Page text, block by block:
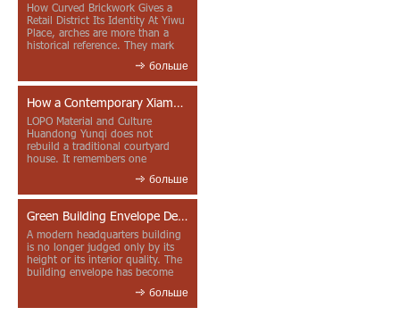
How Curved Brickwork Gives a
Retail District Its Identity At Yiwu
Place, arches are more than a
historical reference. They mark
больше
How a Contemporary Xiamen Project Reframes Minnan Red Brick
LOPO Material and Culture
Huandong Yunqi does not
rebuild a traditional courtyard
house. It remembers one
больше
Green Building Envelope Design: Clay Sunscreen Fins for Modern Headquarters Architecture
A modern headquarters building
is no longer judged only by its
height or its interior quality. The
building envelope has become
больше